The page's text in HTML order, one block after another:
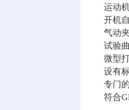
运动
开机
气动
试验
微型
设有
专门
符合